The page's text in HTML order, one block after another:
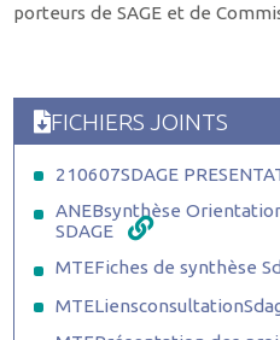
porteurs de SAGE et de
FICHIERS JOINTS
210607SDAGE
ANEBsynthèse
SDAGE
MTEFiches de synthèse